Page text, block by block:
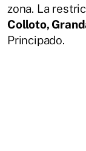
zona. La
Colloto,
Principado.